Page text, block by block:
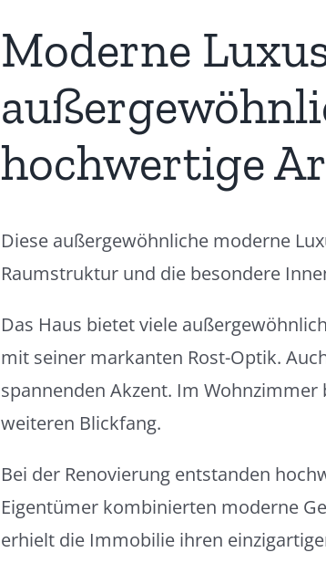
Moderne
hochwertige
Diese außergewöhnliche moderne
Raumstruktur und die besondere
Das Haus bietet viele
mit seiner markanten Rost-Optik.
spannenden Akzent. Im
weiteren Blickfang.
Bei der Renovierung entstanden
Eigentümer kombinierten moderne
erhielt die Immobilie ihren